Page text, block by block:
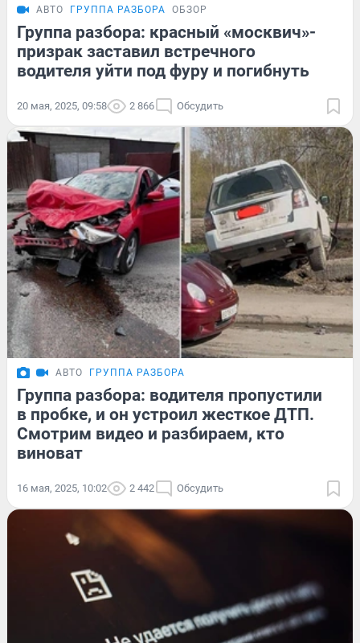
АВТО ГРУППА РАЗБОРА ОБЗОР
Группа разбора: красный «москвич»-
призрак заставил встречного
водителя уйти под фуру и погибнуть
20 мая, 2025, 09:58 2 866 Обсудить
АВТО ГРУППА РАЗБОРА
Группа разбора: водителя пропустили
в пробке, и он устроил жесткое ДТП.
Смотрим видео и разбираем, кто
виноват
16 мая, 2025, 10:02 2 442 Обсудить